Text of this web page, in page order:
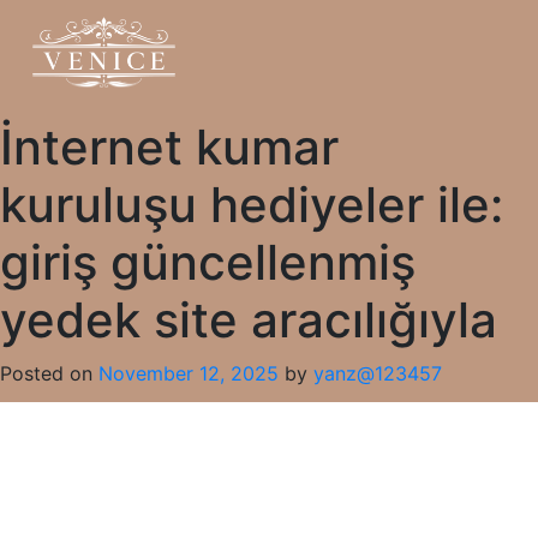
İnternet kumar
kuruluşu hediyeler ile:
giriş güncellenmiş
yedek site aracılığıyla
Posted on November 12, 2025 by yanz@123457